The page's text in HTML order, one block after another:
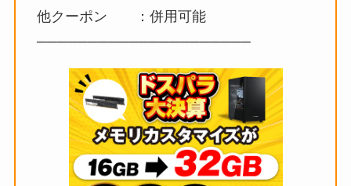
他クーポン ：併用可能
─────────────────────